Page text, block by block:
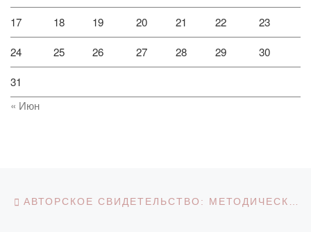
17 18 19 20 21 22 23
24 25 26 27 28 29 30
31
« Июн
Навигация по записям